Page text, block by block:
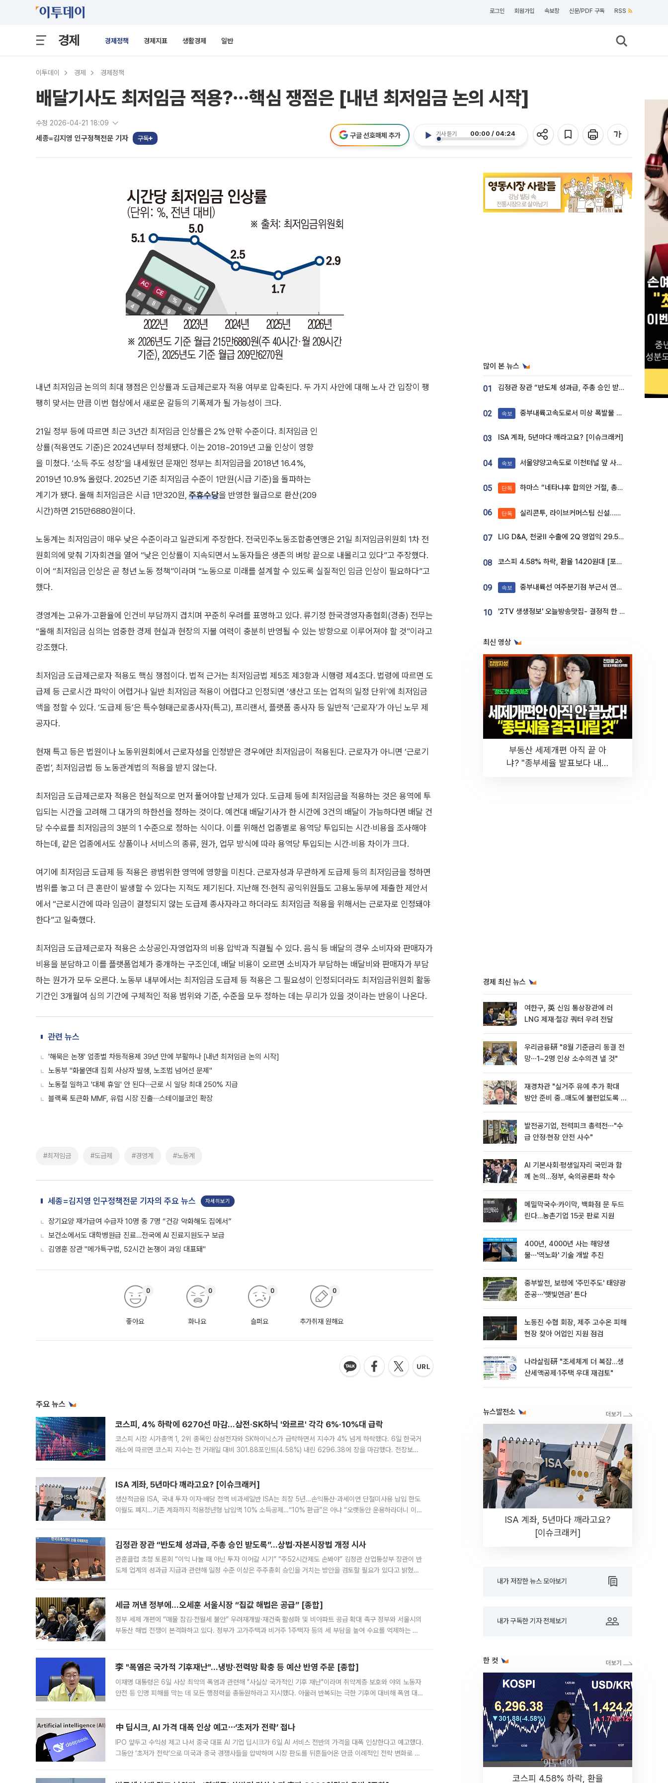
로그인 회원가입 속보창 신문/PDF 구독 RSS
경제 경제정책 경제지표 생활경제 일반
이투데이 경제 경제정책
배달기사도 최저임금 적용?⋯핵심 쟁점은 [내년 최저임금 논의 시작]
수정 2026-04-21 18:09
세종=김지영 인구정책전문 기자 구독
기사 듣기 00:00 / 04:24
구글 선호매체 추가
내년 최저임금 논의의 최대 쟁점은 인상률과 도급제근로자 적용 여부로 압축된다. 두 가지 사안에 대해 노사 간 입장이 팽
팽히 맞서는 만큼 이번 협상에서 새로운 갈등의 기폭제가 될 가능성이 크다.
21일 정부 등에 따르면 최근 3년간 최저임금 인상률은 2% 안팎 수준이다. 최저임금 인
상률(적용연도 기준)은 2024년부터 정체됐다. 이는 2018~2019년 고율 인상이 영향
을 미쳤다. ‘소득 주도 성장’을 내세웠던 문재인 정부는 최저임금을 2018년 16.4%,
2019년 10.9% 올렸다. 2025년 기준 최저임금 수준이 1만원(시급 기준)을 돌파하는
계기가 됐다. 올해 최저임금은 시급 1만320원, 주휴수당을 반영한 월급으로 환산(209
시간)하면 215만6880원이다.
노동계는 최저임금이 매우 낮은 수준이라고 일관되게 주장한다. 전국민주노동조합총연맹은 21일 최저임금위원회 1차 전
원회의에 맞춰 기자회견을 열어 “낮은 인상률이 지속되면서 노동자들은 생존의 벼랑 끝으로 내몰리고 있다”고 주장했다.
이어 “최저임금 인상은 곧 청년 노동 정책”이라며 “노동으로 미래를 설계할 수 있도록 실질적인 임금 인상이 필요하다”고
했다.
경영계는 고유가·고환율에 인건비 부담까지 겹치며 꾸준히 우려를 표명하고 있다. 류기정 한국경영자총협회(경총) 전무는
“올해 최저임금 심의는 엄중한 경제 현실과 현장의 지불 여력이 충분히 반영될 수 있는 방향으로 이루어져야 할 것”이라고
강조했다.
최저임금 도급제근로자 적용도 핵심 쟁점이다. 법적 근거는 최저임금법 제5조 제3항과 시행령 제4조다. 법령에 따르면 도
급제 등 근로시간 파악이 어렵거나 일반 최저임금 적용이 어렵다고 인정되면 ‘생산고 또는 업적의 일정 단위’에 최저임금
액을 정할 수 있다. ‘도급제 등’은 특수형태근로종사자(특고), 프리랜서, 플랫폼 종사자 등 일반적 ‘근로자’가 아닌 노무 제
공자다.
현재 특고 등은 법원이나 노동위원회에서 근로자성을 인정받은 경우에만 최저임금이 적용된다. 근로자가 아니면 ‘근로기
준법’, 최저임금법 등 노동관계법의 적용을 받지 않는다.
최저임금 도급제근로자 적용은 현실적으로 먼저 풀어야할 난제가 있다. 도급제 등에 최저임금을 적용하는 것은 용역에 투
입되는 시간을 고려해 그 대가의 하한선을 정하는 것이다. 예컨대 배달기사가 한 시간에 3건의 배달이 가능하다면 배달 건
당 수수료를 최저임금의 3분의 1 수준으로 정하는 식이다. 이를 위해선 업종별로 용역당 투입되는 시간·비용을 조사해야
하는데, 같은 업종에서도 상품이나 서비스의 종류, 원가, 업무 방식에 따라 용역당 투입되는 시간·비용 차이가 크다.
여기에 최저임금 도급제 등 적용은 광범위한 영역에 영향을 미친다. 근로자성과 무관하게 도급제 등의 최저임금을 정하면
범위를 놓고 더 큰 혼란이 발생할 수 있다는 지적도 제기된다. 지난해 전·현직 공익위원들도 고용노동부에 제출한 제안서
에서 “근로시간에 따라 임금이 결정되지 않는 도급제 종사자라고 하더라도 최저임금 적용을 위해서는 근로자로 인정돼야
한다”고 일축했다.
최저임금 도급제근로자 적용은 소상공인·자영업자의 비용 압박과 직결될 수 있다. 음식 등 배달의 경우 소비자와 판매자가
비용을 분담하고 이를 플랫폼업체가 중개하는 구조인데, 배달 비용이 오르면 소비자가 부담하는 배달비와 판매자가 부담
하는 원가가 모두 오른다. 노동부 내부에서는 최저임금 도급제 등 적용은 그 필요성이 인정되더라도 최저임금위원회 활동
기간인 3개월여 심의 기간에 구체적인 적용 범위와 기준, 수준을 모두 정하는 데는 무리가 있을 것이라는 반응이 나온다.
관련 뉴스
'해묵은 논쟁' 업종별 차등적용제 39년 만에 부활하나 [내년 최저임금 논의 시작]
노동부 "화물연대 집회 사상자 발생, 노조법 넘어선 문제"
노동절 일하고 '대체 휴일' 안 된다⋯근로 시 일당 최대 250% 지급
블랙록 토큰화 MMF, 유럽 시장 진출∙∙∙스테이블코인 확장
#최저임금 #도급제 #경영계 #노동계
세종=김지영 인구정책전문 기자의 주요 뉴스 자세히보기
장기요양 재가급여 수급자 10명 중 7명 “건강 악화해도 집에서”
보건소에서도 대학병원급 진료…전국에 AI 진료지원도구 보급
김영훈 장관 "메가특구법, 52시간 논쟁이 과잉 대표돼"
좋아요
0
화나요
0
슬퍼요
0
추가취재 원해요
0
주요 뉴스
코스피, 4% 하락에 6270선 마감…삼전·SK하닉 '와르르' 각각 6%·10%대 급락
코스피 시장 시가총액 1, 2위 종목인 삼성전자와 SK하이닉스가 급락하면서 지수가 4% 넘게 하락했다. 6일 한국거
래소에 따르면 코스피 지수는 전 거래일 대비 301.88포인트(4.58%) 내린 6296.38에 장을 마감했다. 전장보다
ISA 계좌, 5년마다 깨라고요? [이슈크래커]
생산적금융 ISA, 국내 투자 이자·배당 전액 비과세일반 ISA는 최장 5년…손익통산·과세이연 단절미사용 납입 한도
이월도 폐지…기존 계좌까지 적용청년형 납입액 10% 소득공제…“10% 환급”은 아냐 “오랫동안 운용하라더니 이제
김정관 장관 “반도체 성과급, 주총 승인 받도록”…상법·자본시장법 개정 시사
관훈클럽 초청 토론회 “이익 나눌 때 아닌 투자 이어갈 시기” “주52시간제도 손봐야” 김정관 산업통상부 장관이 반
도체 업계의 성과급 지급과 관련해 일정 수준 이상은 주주총회 승인을 거치는 방안을 검토할 필요가 있다고 밝혔다.
세금 꺼낸 정부에…오세훈 서울시장 “집값 해법은 공급” [종합]
정부 세제 개편에 “매물 잠김·전월세 불안” 우려재개발·재건축 활성화 및 비아파트 공급 확대 촉구 정부와 서울시의
부동산 해법 전쟁이 본격화하고 있다. 정부가 고가주택과 비거주 1주택자 등의 세 부담을 높여 수요를 억제하는 카
李 "폭염은 국가적 기후재난"…냉방·전력망 확충 등 예산 반영 주문 [종합]
이재명 대통령은 6일 사상 최악의 폭염과 관련해 "사실상 국가적인 기후 재난"이라며 취약계층 보호와 야외 노동자
안전 등 인명 피해를 막는 데 모든 행정력을 총동원하라고 지시했다. 아울러 반복되는 극한 기후에 대비해 폭염 대응
中 딥시크, AI 가격 대폭 인상 예고⋯‘초저가 전략’ 접나
IPO 앞두고 수익성 제고 나서 중국 대표 AI 기업 딥시크가 6일 AI 서비스 전반의 가격을 대폭 인상한다고 예고했다.
그동안 ‘초저가 전략’으로 미국과 중국 경쟁사들을 압박하며 시장 판도를 뒤흔들어온 만큼 이례적인 전략 변화로 평
많이 본 뉴스
01 김정관 장관 “반도체 성과급, 주총 승인 받도록”…상법·자본시장법 개정 시사
02 속보 중부내륙고속도로서 미상 폭발물 발견
03 ISA 계좌, 5년마다 깨라고요? [이슈크래커]
04 속보 서울양양고속도로 이천터널 앞 사고 발생
05 단독 하마스 “네타냐후 합의안 거절, 총선 앞두고 시간 끌기”
06 단독 실리콘투, 라이브커머스팀 신설…K뷰티 ‘글로벌 판매망’ 확대[K뷰티 라방戰]
07 LIG D&A, 천궁Ⅱ 수출에 2Q 영업익 29.5%↑…수주잔고 24.6조 [종합]
08 코스피 4.58% 하락, 환율 1420원대 [포토]
09 속보 중부내륙선 여주분기점 부근서 연이은 추돌사고 발생
10 '2TV 생생정보' 오늘방송맛집- 결정적 한 수, 3종 메밀면! 메밀 소바 맛집 '의○○○○'
최신 영상
부동산 세제개편 아직 끝 아
냐? "종부세율 발표보다 내릴
경제 최신 뉴스
여한구, 英 신임 통상장관에 러
LNG 제재·철강 쿼터 우려 전달
우리금융硏 "8월 기준금리 동결 전
망⋯1~2명 인상 소수의견 낼 것"
재경차관 "실거주 유예 추가 확대
방안 준비 중...매도에 불편없도록 노
발전공기업, 전력피크 총력전⋯"수
급 안정·현장 안전 사수"
AI 기본사회·평생일자리 국민과 함
께 논의…정부, 숙의공론화 착수
메밀막국수·카이막, 백화점 문 두드
린다…농촌기업 15곳 판로 지원
400년, 4000년 사는 해양생
물⋯'역노화' 기술 개발 추진
중부발전, 보령에 '주민주도' 태양광
준공⋯'햇빛연금' 튼다
노동진 수협 회장, 제주 고수온 피해
현장 찾아 어업인 지원 점검
나라살림硏 "조세체계 더 복잡…생
산세액공제·1주택 우대 재검토"
뉴스발전소
ISA 계좌, 5년마다 깨라고요?
[이슈크래커]
내가 저장한 뉴스 모아보기
내가 구독한 기자 전체보기
한 컷
코스피 4.58% 하락, 환율